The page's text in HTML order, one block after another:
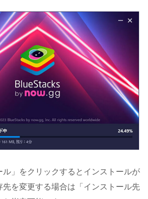
ル」をクリックするとインストールが
先を変更する場合は「インストール先